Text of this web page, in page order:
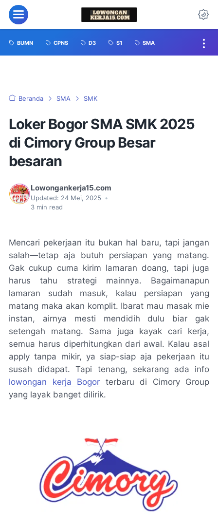
BUMN CPNS D3 S1 SMA
Beranda SMA SMK
Loker Bogor SMA SMK 2025
di Cimory Group Besar
besaran
Lowongankerja15.com
Updated: 24 Mei, 2025
•
3 min read
Mencari pekerjaan itu bukan hal baru, tapi jangan
salah—tetap aja butuh persiapan yang matang.
Gak cukup cuma kirim lamaran doang, tapi juga
harus tahu strategi mainnya. Bagaimanapun
lamaran sudah masuk, kalau persiapan yang
matang maka akan komplit. Ibarat mau masak mie
instan, airnya mesti mendidih dulu biar gak
setengah matang. Sama juga kayak cari kerja,
semua harus diperhitungkan dari awal. Kalau asal
apply tanpa mikir, ya siap-siap aja pekerjaan itu
susah didapat. Tapi tenang, sekarang ada info
lowongan kerja Bogor terbaru di Cimory Group
yang layak banget dilirik.